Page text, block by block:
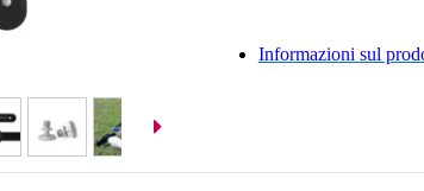
Informazioni sul